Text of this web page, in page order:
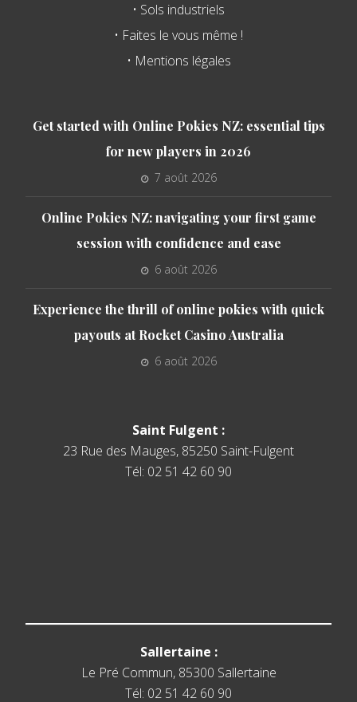
• Sols industriels
• Faites le vous même !
• Mentions légales
Get started with Online Pokies NZ: essential tips
for new players in 2026
7 août 2026
Online Pokies NZ: navigating your first game
session with confidence and ease
6 août 2026
Experience the thrill of online pokies with quick
payouts at Rocket Casino Australia
6 août 2026
Saint Fulgent :
23 Rue des Mauges, 85250 Saint-Fulgent
Tél: 02 51 42 60 90
Sallertaine :
Le Pré Commun, 85300 Sallertaine
Tél: 02 51 42 60 90